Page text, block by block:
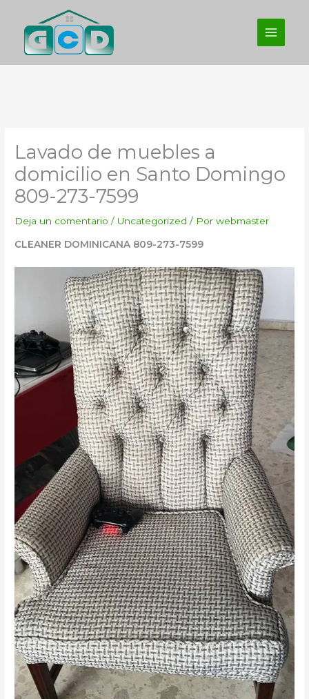
contenido
Lavado de muebles a
domicilio en Santo Domingo
809-273-7599
Deja un comentario / Uncategorized / Porwebmaster
CLEANER DOMINICANA 809-273-7599